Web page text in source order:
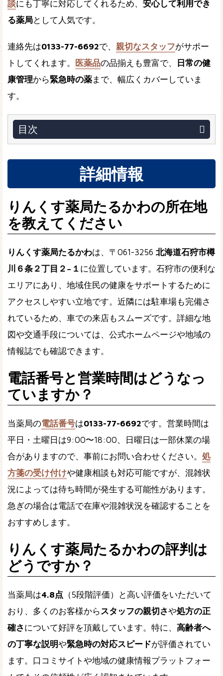
談にも丁寧に対応してくれるため、 安心して利用でき
る薬局として人気です。
連絡先は0133-77-6692で、 親切なスタッフがサポー
トしてくれます。
医薬品の品揃えも豊富で、 日常の健
康管理から緊急時の薬まで、幅広くカバーしていま
す。
目次
詳細情報
りんくす薬局たるかわの所在地
を教えてください
りんくす薬局たるかわは、〒061-3256 北海道石狩市樽
川６条２丁目２−１ に位置しています。石狩市の便利な
エリアにあり、地域住民の健康をサポートするために
アクセスしやすい立地です。近隣には駐車場も完備さ
れているため、車での来店もスムーズです。詳細な地
図や交通手段については、公式ホームページや地域の
情報誌でも確認できます。
電話番号と営業時間はどうなっ
ていますか？
当薬局の電話番号は0133-77-6692です。営業時間は
平日・土曜日は9:00〜18:00、日曜日は一部休業の場
合がありますので、事前にお問い合わせください。 処
方箋の受け付けや健康相談も対応可能ですが、混雑状
況によっては待ち時間が発生する可能性があります。
急ぎの場合は電話で在庫や混雑状況を確認することを
おすすめします。
りんくす薬局たるかわの評判は
どうですか？
当薬局は4.8点 （5段階評価）と高い評価をいただいて
おり、多くのお客様から スタッフの親切さや処方の正
確さについて好評を頂戴しています。特に、 高齢者へ
の丁寧な説明や緊急時の対応スピードが評価されてい
ます。口コミサイトや地域の健康情報プラットフォー